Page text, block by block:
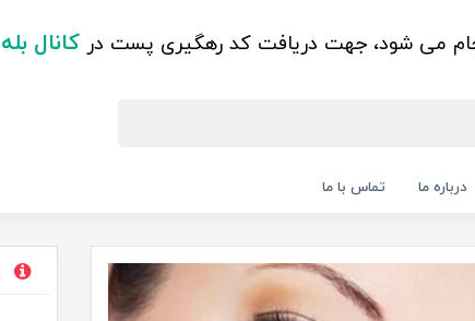
می شود، جهت دریافت کد رهگیری پست در کانال بله
درباره ما تماس با ما